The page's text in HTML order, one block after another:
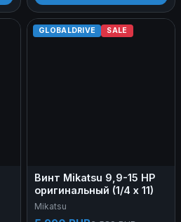
GLOBALDRIVE SALE
Винт Mikatsu 9,9-15 HP
оригинальный (1/4 х 11)
Mikatsu